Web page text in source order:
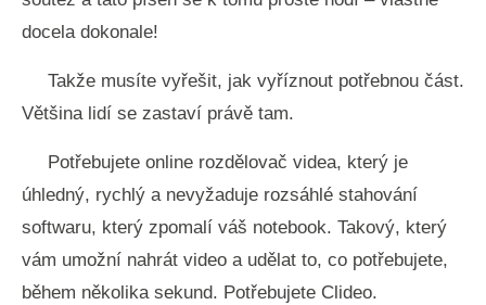
docela dokonale!
Takže musíte vyřešit, jak vyříznout potřebnou část.
Většina lidí se zastaví právě tam.
Potřebujete online rozdělovač videa, který je
úhledný, rychlý a nevyžaduje rozsáhlé stahování
softwaru, který zpomalí váš notebook. Takový, který
vám umožní nahrát video a udělat to, co potřebujete,
během několika sekund. Potřebujete Clideo.